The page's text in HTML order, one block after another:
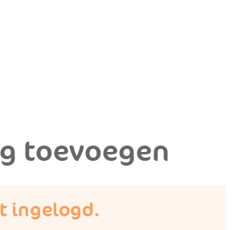
toevoegen
ingelogd.